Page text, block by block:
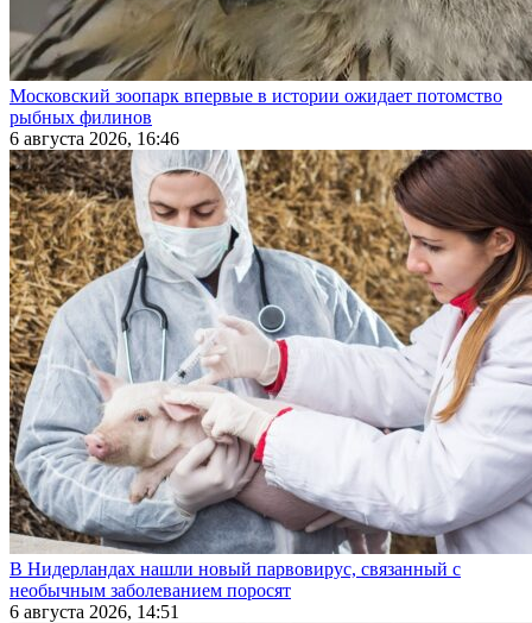
Московский зоопарк впервые в истории ожидает потомство
рыбных филинов
6 августа 2026, 16:46
В Нидерландах нашли новый парвовирус, связанный с
необычным заболеванием поросят
6 августа 2026, 14:51